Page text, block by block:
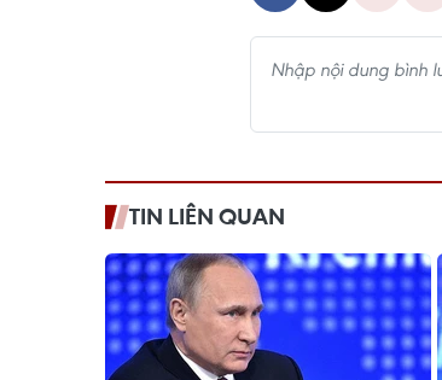
TIN LIÊN QUAN